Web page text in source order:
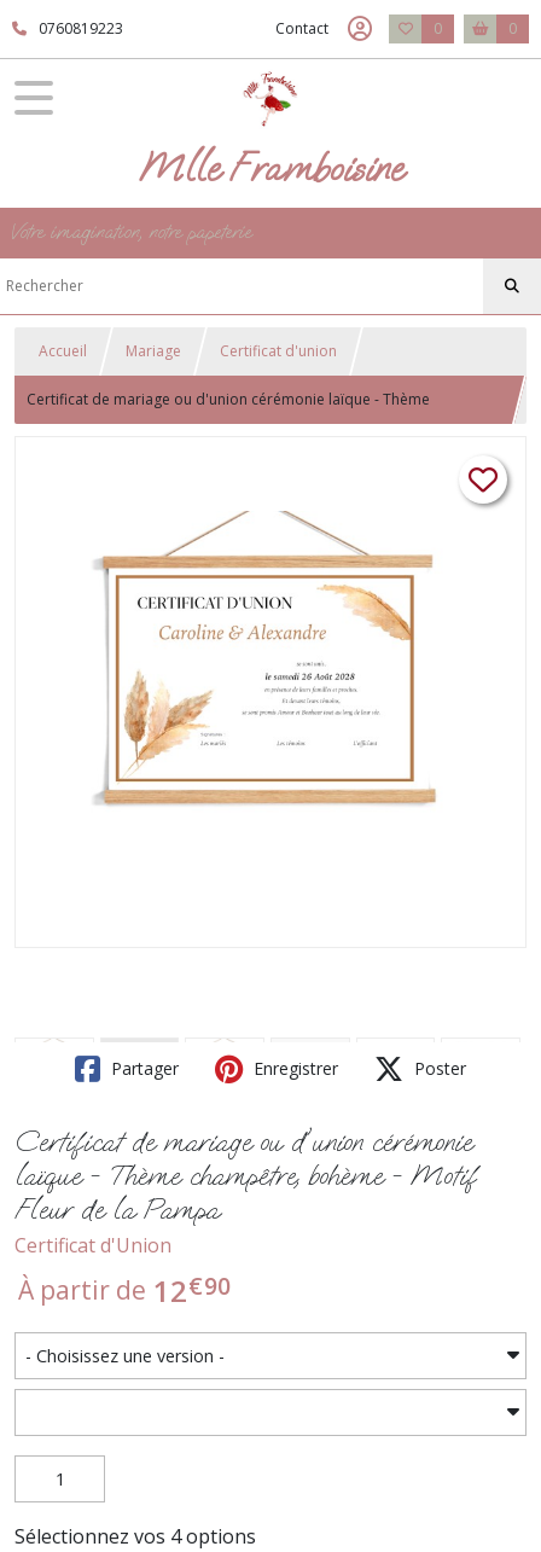
0760819223 Contact 0 0
Mlle Framboisine
Votre imagination, notre papeterie
Accueil Mariage Certificat d'union
Certificat de mariage ou d'union cérémonie laïque - Thème
Partager Enregistrer Poster
Certificat de mariage ou d'union cérémonie
laïque - Thème champêtre, bohème - Motif
Fleur de la Pampa
Certificat d'Union
À partir de 12€90
Sélectionnez vos 4 options